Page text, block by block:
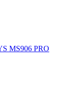
MS906 PRO